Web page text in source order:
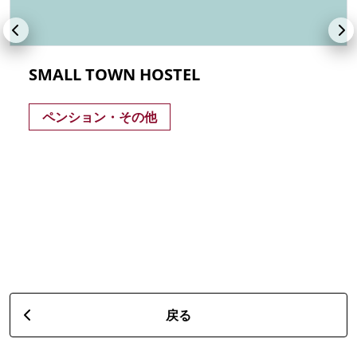
SMALL TOWN HOSTEL
ペンション・その他
戻る